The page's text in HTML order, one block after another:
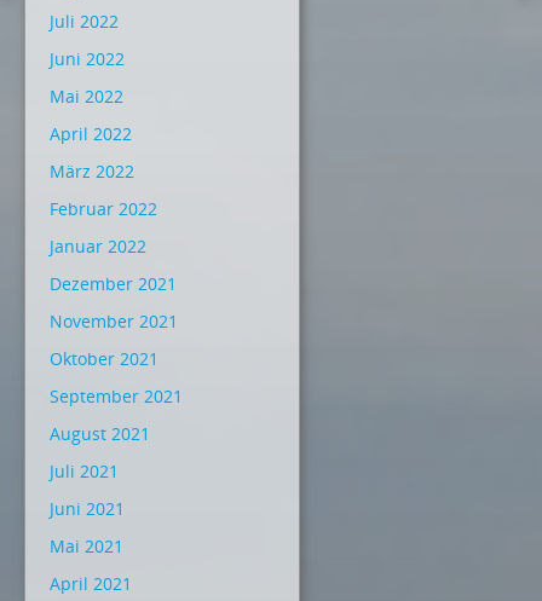
Juli 2022
Juni 2022
Mai 2022
April 2022
März 2022
Februar 2022
Januar 2022
Dezember 2021
November 2021
Oktober 2021
September 2021
August 2021
Juli 2021
Juni 2021
Mai 2021
April 2021